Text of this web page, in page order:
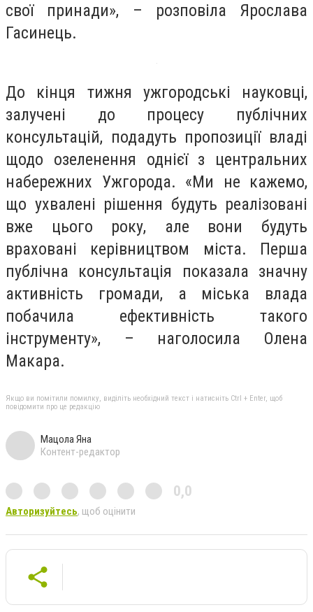
свої принади», – розповіла Ярослава
Гасинець.
До кінця тижня ужгородські науковці,
залучені до процесу публічних
консультацій, подадуть пропозиції владі
щодо озеленення однієї з центральних
набережних Ужгорода. «Ми не кажемо,
що ухвалені рішення будуть реалізовані
вже цього року, але вони будуть
враховані керівництвом міста. Перша
публічна консультація показала значну
активність громади, а міська влада
побачила ефективність такого
інструменту», – наголосила Олена
Макара.
Якщо ви помітили помилку, виділіть необхідний текст і натисніть Ctrl + Enter, щоб
повідомити про це редакцію
Мацола Яна
Контент-редактор
0,0
Авторизуйтесь, щоб оцінити